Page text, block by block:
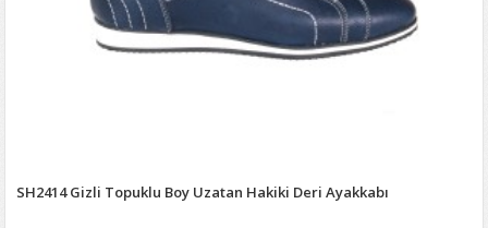
SH2414 Gizli Topuklu Boy Uzatan Hakiki Deri Ayakkabı